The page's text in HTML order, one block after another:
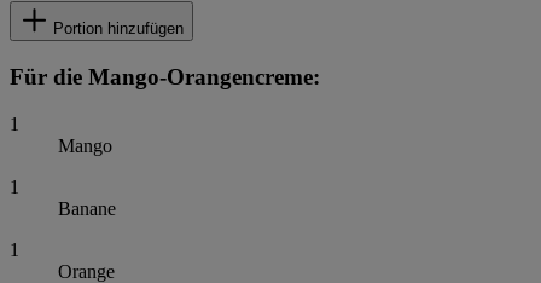
Portion hinzufügen
Für die Mango-Orangencreme:
1
Mango
1
Banane
1
Orange